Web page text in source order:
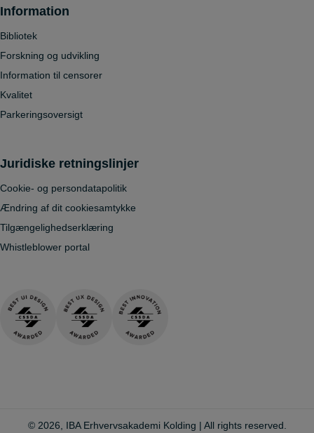
Information
Bibliotek
Forskning og udvikling
Information til censorer
Kvalitet
Parkeringsoversigt
Juridiske retningslinjer
Cookie- og persondatapolitik
Ændring af dit cookiesamtykke
Tilgængelighedserklæring
Whistleblower portal
© 2026, IBA Erhvervsakademi Kolding | All rights reserved.